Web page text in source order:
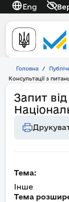
Eng
Головна /
Консультації з
Запит
Тема:
Інше
Тема